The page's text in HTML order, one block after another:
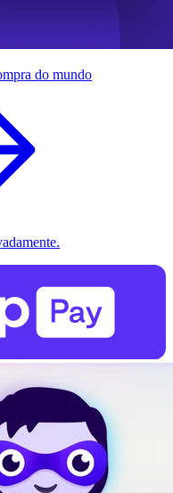
do mundo